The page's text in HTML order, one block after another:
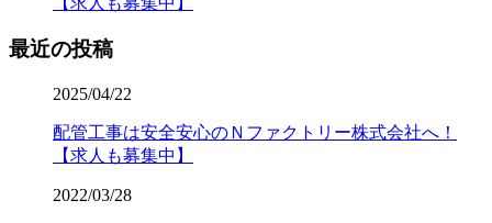
最近の投稿
2025/04/22
配管工事は安全安心のＮファクトリー株式会社へ！
【求人も募集中】
2022/03/28